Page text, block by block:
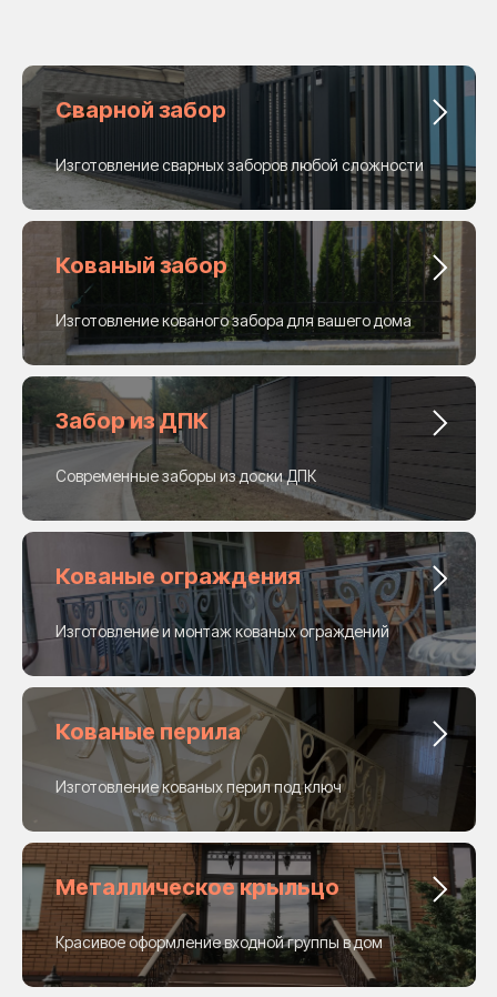
Сварной забор
Изготовление сварных заборов любой сложности
Кованый забор
Изготовление кованого забора для вашего дома
Забор из ДПК
Современные заборы из доски ДПК
Кованые ограждения
Изготовление и монтаж кованых ограждений
Кованые перила
Изготовление кованых перил под ключ
Металлическое крыльцо
Красивое оформление входной группы в дом